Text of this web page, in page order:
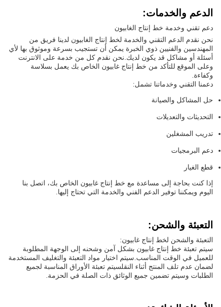
الدعم والخدمات:
دعم تقني وخدمة خط إنتاج الغابيون
نحن نقدم الدعم التقني والخدمة لخط إنتاج الغابيون لدينا فريق من
المهندسين والفنيين ذوي الخبرة يمكن أن تستجيب بسرعة وموثوق بها لأي
أسئلة أو مشاكل قد يكون لديك.نحن نقدم كل من خدمة على الانترنت
وعلى الموقع للتأكد من خط إنتاج غابيون الخاص بك يعمل بسلاسة
وكفاءة.
دعمنا التقني وخدماتنا تشمل:
حل المشاكل والصيانة
التحديثات والتعديلات
تدريب المشغلين
دعم البرمجيات
قطع الغيار
إذا كنت بحاجة إلى مساعدة مع خط إنتاج غابيون الخاص بك، اتصل بنا
اليوم ويمكننا توفير الدعم الفني والخدمة التي تحتاج إليها.
التعبئة والشحن:
التعبئة والشحن لخط إنتاج غابيون:
سيتم تعبئة خط إنتاج غابيون بشكل آمن وشحنه إلى الوجهة المطلوبة
للعميل في الوقت المناسب.سيتم اختيار مواد التعبئة والتغليف المستخدمة
لضمان عدم تلف المنتج أثناء النقلسيتم تعبئة الأوراق المناسبة لجميع
الطلبات وسيتم تضمين جميع الوثائق ذات الصلة في الحزمة.